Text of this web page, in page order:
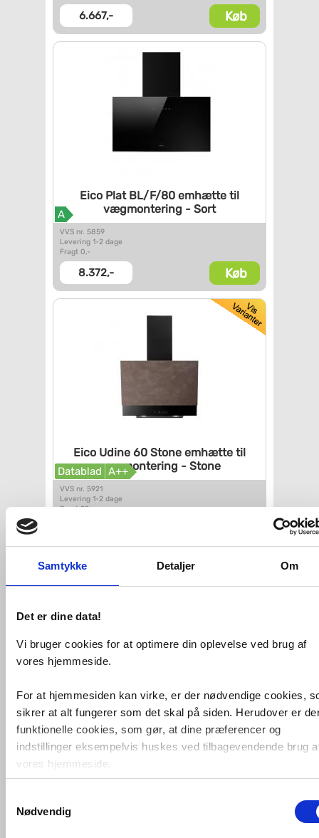
Samtykke Detaljer Om
Det er dine data!
Vi bruger cookies for at optimere din oplevelse ved brug af
vores hjemmeside.
For at hjemmesiden kan virke, er der nødvendige cookies,
sikrer at alt fungerer som det skal på siden. Herudover er
funktionelle cookies, som gør, at dine præferencer og
indstillinger eksempelvis huskes ved tilbagevendende brug
vores hjemmeside.
Foruden nødvendige og funktionelle cookies er der
cookies. Disse bruger vi bl.a. til at måle trafik, omsætning,
Nødvendig
6.667,- Køb
Eico Plat BL/F/80 emhætte til
vægmontering - Sort
A
VVS nr. 5859
Levering 1-2 dage
Fragt 0,-
8.372,- Køb
Eico Udine 60 Stone emhætte til
vægmontering - Stone
Datablad A++
VVS nr. 5921
Levering 1-2 dage
Fragt 99,-
Eico Udine 80 Stone emhætte til
vægmontering - Stone
Datablad A++
VVS nr. 5922
Levering 1-2 dage
Fragt 99,-